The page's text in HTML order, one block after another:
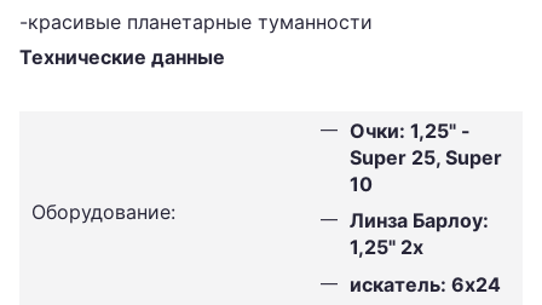
-красивые планетарные туманности
Технические данные
Оборудование:
Очки: 1,25" -
Super 25, Super
10
Линза Барлоу:
1,25" 2x
искатель: 6x24